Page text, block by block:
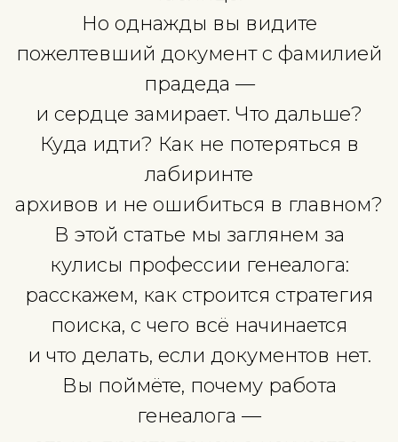
Иногда кажется, что
это всего лишь список имён
таблице.
Но однажды вы видите
пожелтевший документ с
прадеда —
и сердце замирает. Что
Куда идти? Как не
лабиринте
архивов и не ошибиться в